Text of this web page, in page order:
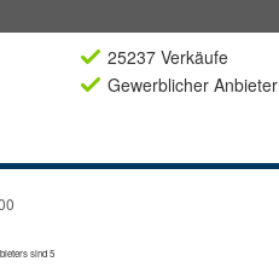
25237 Verkäufe
Gewerblicher Anbieter